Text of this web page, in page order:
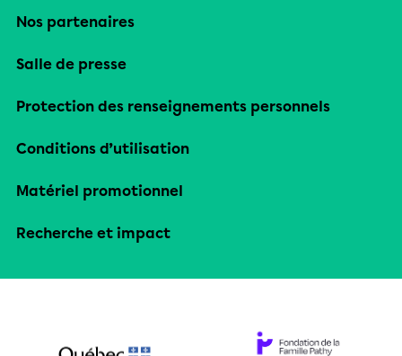
Nos partenaires
Salle de presse
Protection des renseignements personnels
Conditions d’utilisation
Matériel promotionnel
Recherche et impact